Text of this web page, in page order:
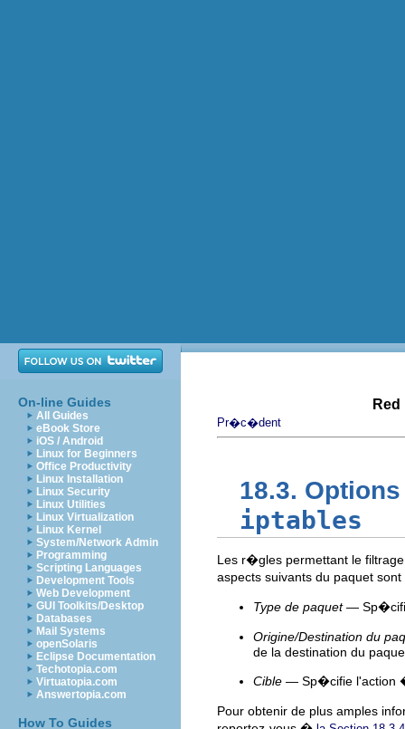
On-line Guides
All Guides
eBook Store
iOS / Android
Linux for Beginners
Office Productivity
Linux Installation
Linux Security
Linux Utilities
Linux Virtualization
Linux Kernel
System/Network Admin
Programming
Scripting Languages
Development Tools
Web Development
GUI Toolkits/Desktop
Databases
Mail Systems
openSolaris
Eclipse Documentation
Techotopia.com
Virtuatopia.com
Answertopia.com
How To Guides
Pr�c�dent
18.3.
iptables
Les r�gles permettant le
aspects suivants du paquet
Type de paquet—
Origine/Destination du
de la destination du
Cible — Sp�cifie l'action
Pour obtenir de plus amples